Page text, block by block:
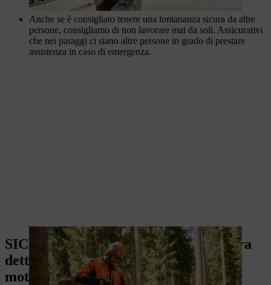
Anche se è consigliato tenere una lontananza sicura da altre
persone, consigliamo di non lavorare mai da soli. Assicurativi
che nei paraggi ci siano altre persone in grado di prestare
assistenza in caso di emergenza.
SICUREZZA MOTOSEGA: Procedura
dettagliata per l'avviamento della
motosega